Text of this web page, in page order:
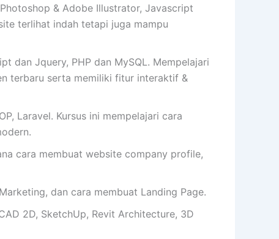
& Adobe Illustrator, Javascript
terlihat indah tetapi juga mampu
dan Jquery, PHP dan MySQL. Mempelajari
terbaru serta memiliki fitur interaktif &
Laravel. Kursus ini mempelajari cara
cara membuat website company profile,
dan cara membuat Landing Page.
2D, SketchUp, Revit Architecture, 3D